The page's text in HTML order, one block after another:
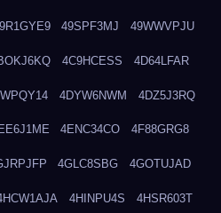
49SPF3MJ 49WWVPJU
4C9HCESS 4D64LFAR
4DYW6NWM 4DZ5J3RQ
4ENC34CO 4F88GRG8
4GLC8SBG 4GOTUJAD
4HINPU4S 4HSR603T